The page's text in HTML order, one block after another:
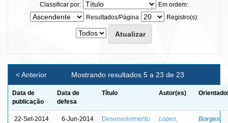
Classificar por:
Em ordem:
Resultados/Página
Registro(s):
Mostrando resultados 5 a 23 de 23
< Anterior
Data de
publicação
Data de
defesa
Título Autor(es)
22-Set-2014 6-Jun-2014
Desenvolvimento
Lopes,
Borges,